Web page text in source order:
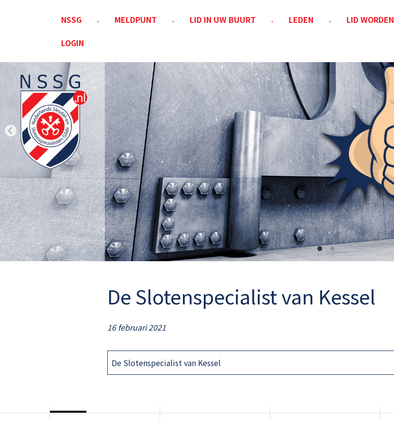
NSSG MELDPUNT LID IN UW BUURT LEDEN LID WORDEN
LOGIN
De Slotenspecialist van Kessel
16 februari 2021
De Slotenspecialist van Kessel